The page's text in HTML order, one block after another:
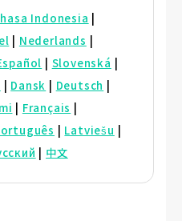
Indonesia
Nederlands
Slovenská
Dansk Deutsch
Français
Latviešu
中文